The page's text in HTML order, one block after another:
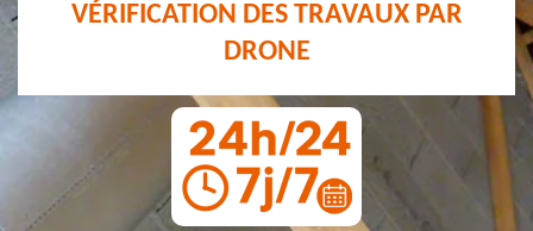
VÉRIFICATION DES TRAVAUX PAR
DRONE